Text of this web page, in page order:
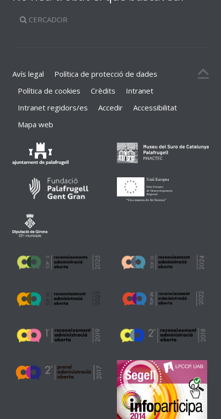
CERCADOR
Avís legal
Política de protecció de dades
Política de cookies
Crèdits
Intranet
Intranet regidors/es
Accedir
Accessibilitat
Mapa web